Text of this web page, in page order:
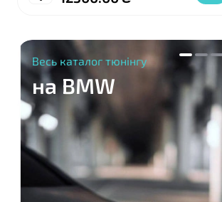
Весь каталог тюнінгу
на BMW